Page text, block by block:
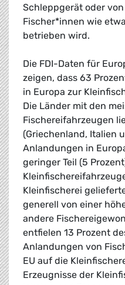
Schleppgerät oder
Fischer*innen wie
betrieben wird.
Die FDI-Daten für
zeigen, dass 63
in Europa zur
Die Länder mit den
Fischereifahrzeugen
(Griechenland, Italien
Anlandungen in
geringer Teil (5
Kleinfischerei
generell von einer
andere
entfielen 13 Prozent
Anlandungen von
EU auf die
Erzeugnisse der